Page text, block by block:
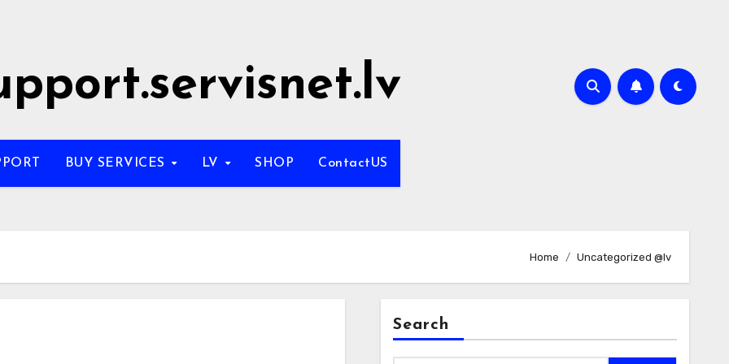
BUY SERVICES LV SHOP ContactUS
Home Uncategorized @lv
Search